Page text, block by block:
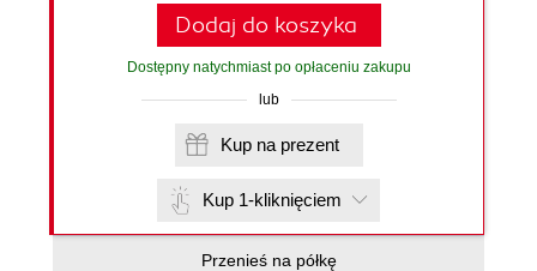
Dodaj do koszyka
Dostępny natychmiast po opłaceniu zakupu
lub
Kup na prezent
Kup 1-kliknięciem
Przenieś na półkę